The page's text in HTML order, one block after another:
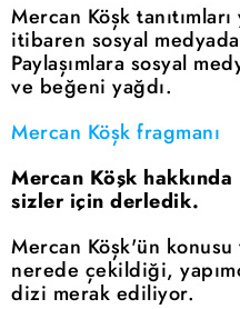
Mercan Köşk
itibaren sosyal
Paylaşımlara sosyal
ve beğeni yağdı.
Mercan Köşk fragmanı
Mercan Köşk
sizler için derledik.
Mercan Köşk'ün
nerede çekildiği,
dizi merak ediliyor.